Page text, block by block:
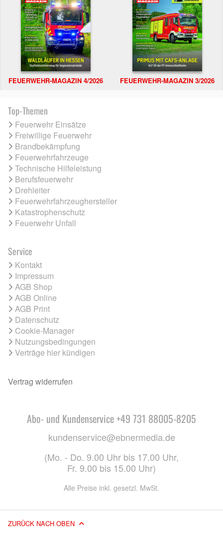
FEUERWEHR-MAGAZIN 4/2026 FEUERWEHR-MAGAZIN 3/2026
Top-Themen
Feuerwehr Einsätze
Freiwillige Feuerwehr
Brandbekämpfung
Feuerwehrfahrzeuge
Technische Hilfeleistung
Berufsfeuerwehr
Drehleiter
Feuerwehrfahrzeughersteller
Katastrophenschutz
Feuerwehr Unfall
Service
Kontakt
Impressum
AGB Shop
AGB Online
AGB Print
Datenschutz
Cookie-Manager
Nutzungsbedingungen
Verträge hier kündigen
Vertrag widerrufen
Abo- und Kundenservice +49 731 88005-8205
kundenservice@ebnermedia.de
(Mo. - Do. 9.00 Uhr bis 17.00 Uhr,
Fr. 9.00 bis 15.00 Uhr)
Alle Preise inkl. gesetzl. MwSt.
ZURÜCK NACH OBEN